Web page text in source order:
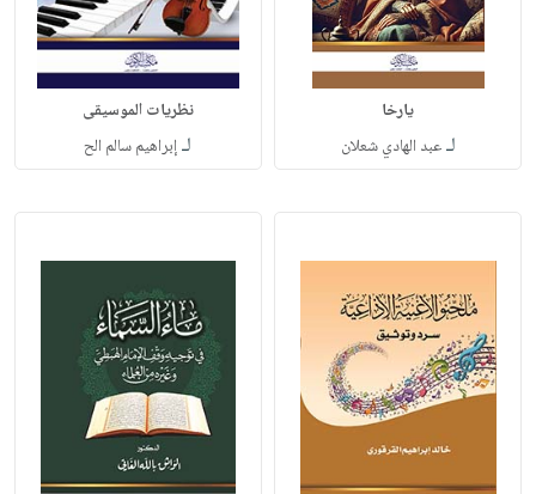
يارخا
لـعبد الهادي شعلان
نظريات الموسيقى
لـإبراهيم سالم الح